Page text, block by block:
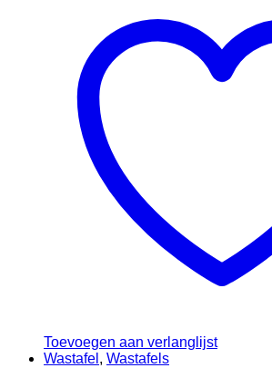
Toevoegen aan verlanglijst
Wastafel , Wastafels